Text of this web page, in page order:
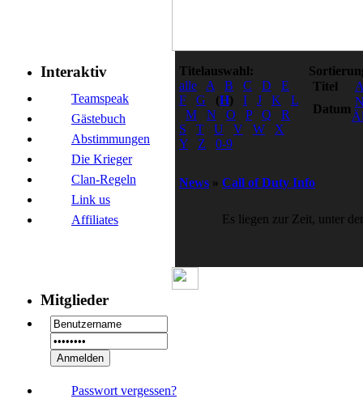
Interaktiv
Teamspeak
Gästebuch
Abstimmungen
Die Krieger
Clan-Regeln
Link us
Affiliates
Mitglieder
Passwort vergessen?
Titelauswahl:
alle
A B C D
E
F
G (H) I J K
L
M
N O P Q
R
S
T U V W
X
Y
Z 0-9
Titel
Datum
News » Call of Duty Info
Es liegen zur Zeit, unter